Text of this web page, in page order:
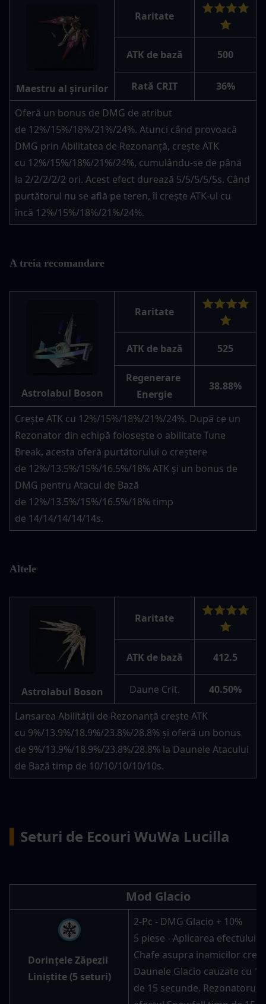
Maestru al șirurilor
Raritate
⭐⭐⭐⭐
⭐
ATK de bază 500
Rată CRIT 36%
Oferă un bonus de DMG de atribut
de 12%/15%/18%/21%/24%. Atunci când provoacă
DMG prin Abilitatea de Rezonanță, crește ATK
cu 12%/15%/18%/21%/24%, cumulându-se de până
la 2/2/2/2/2 ori. Acest efect durează 5/5/5/5/5s. Când
purtătorul nu se află pe teren, îi crește ATK-ul cu
încă 12%/15%/18%/21%/24%.
A treia recomandare
Astrolabul Boson
Raritate
⭐⭐⭐⭐
⭐
ATK de bază 525
Regenerare
Energie
38.88%
Crește ATK cu 12%/15%/18%/21%/24%. După ce un
Rezonator din echipă folosește o abilitate Tune
Break, acesta oferă purtătorului o creștere
de 12%/13.5%/15%/16.5%/18% ATK și un bonus de
DMG pentru Atacul de Bază
de 12%/13.5%/15%/16.5%/18% timp
de 14/14/14/14/14s.
Altele
Astrolabul Boson
Raritate
⭐⭐⭐⭐
⭐
ATK de bază 412.5
Daune Crit. 40.50%
Lansarea Abilității de Rezonanță crește ATK
cu 9%/13.9%/18.9%/23.8%/28.8% și oferă un bonus
de 9%/13.9%/18.9%/23.8%/28.8% la Daunele Atacului
de Bază timp de 10/10/10/10/10s.
Seturi de Ecouri WuWa Lucilla
Mod Glacio
Dorințele Zăpezii
Liniștite (5 seturi)
2-Pc - DMG Glacio + 10%
5 piese - Aplicarea efectului
Chafe asupra inamicilor
Daunele Glacio cauzate cu
de 15 secunde. Rezonatorul